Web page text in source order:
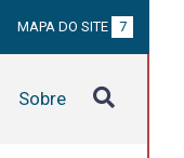
MAPA DO SITE 7
Sobre